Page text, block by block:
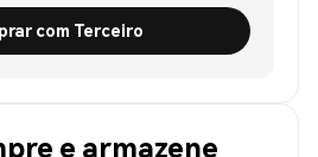
com Terceiro
e armazene